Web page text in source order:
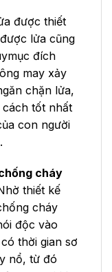
được thiết
lửa cũng
đích
may xảy
chặn lửa,
tốt nhất
con người
cháy
thiết kế
cháy
độc vào
thời gian sơ
nổ, từ đó